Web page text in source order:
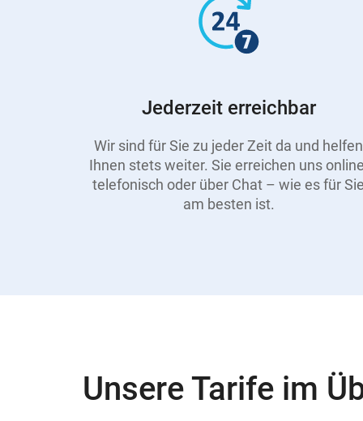
Jederzeit erreichbar
Wir sind für Sie zu jeder Zeit da und helfen
Ihnen stets weiter. Sie erreichen uns
telefonisch oder über Chat – wie es für Sie
am besten ist.
Unsere Tarife im